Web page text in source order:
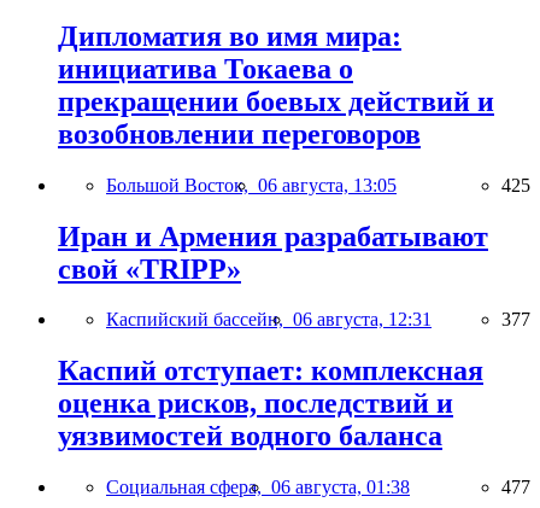
Дипломатия во имя мира:
инициатива Токаева о
прекращении боевых действий и
возобновлении переговоров
Большой Восток, 06 августа, 13:05 425
Иран и Армения разрабатывают
свой «TRIPP»
Каспийский бассейн, 06 августа, 12:31 377
Каспий отступает: комплексная
оценка рисков, последствий и
уязвимостей водного баланса
Социальная сфера, 06 августа, 01:38 477